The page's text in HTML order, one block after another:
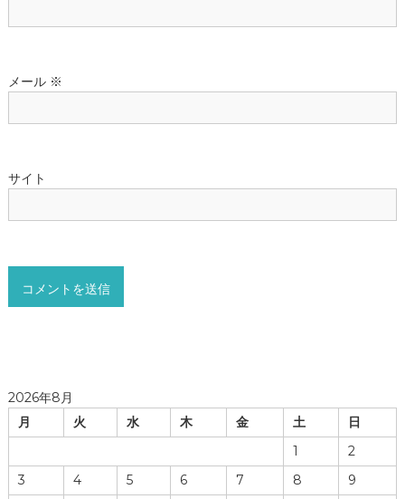
メール ※
サイト
2026年8月
月
火 水 木 金 土
日
1
2
3
4 5 6 7 8
9